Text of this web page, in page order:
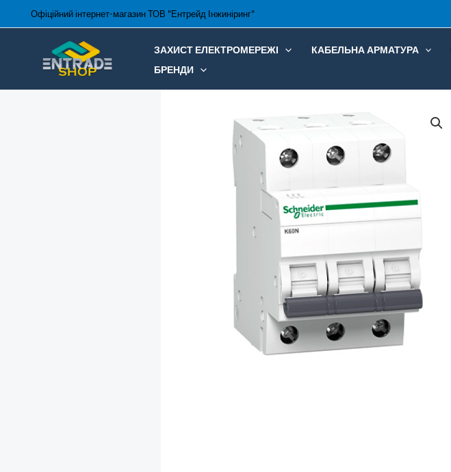
Перейти
до
Офіційний інтернет-магазин ТОВ "Ентрейд Інжиніринг"
ЗАХИСТ ЕЛЕКТРОМЕРЕЖІ КАБЕЛЬНА АРМАТУРА
БРЕНДИ